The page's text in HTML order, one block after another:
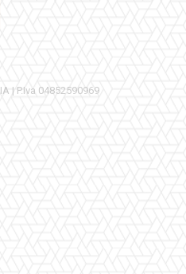
| P.Iva 04852590969